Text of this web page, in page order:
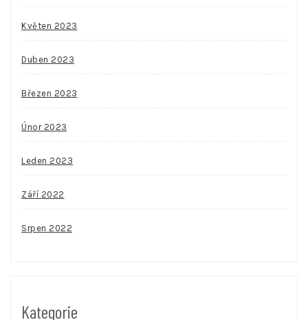
Květen 2023
Duben 2023
Březen 2023
Únor 2023
Leden 2023
Září 2022
Srpen 2022
Kategorie